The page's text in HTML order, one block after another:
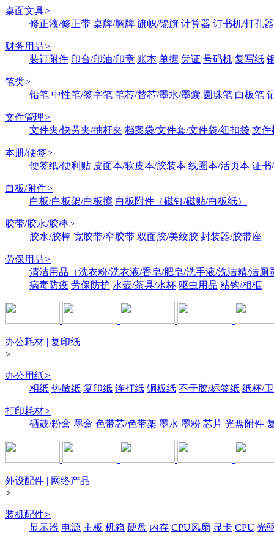
桌面文具>
修正液/修正带 桌牌/胸牌 旗帜/锦旗 计算器 订书机/打孔器
财务用品>
装订附件 印台/印油/印章 账本 单据 凭证 号码机 复写纸
笔类>
铅笔 中性笔/签字笔 笔芯/替芯/墨水/墨囊 圆珠笔 白板笔
文件管理>
文件夹/快劳夹/抽杆夹 档案袋/文件套/文件袋/纽扣袋 文件
本册/便签>
便签纸/便利贴 皮面本/软皮本/胶装本 线圈本/活页本 证书
白板/附件>
白板/白板架/白板擦 白板附件（磁钉/磁贴/白板纸）
胶带/胶水/胶棒>
胶水/胶棒 宽胶带/窄胶带 双面胶/美纹胶 封装器/胶带座
劳保用品>
清洁用品（洗衣粉/洗衣液/香皂/肥皂/洗手液/洗洁精/洁厕
病毒防疫 劳保防护 水壶/茶具/水杯 驱虫用品 粘钩/相框
办公耗材 | 复印纸
>
办公用纸>
相纸 热敏纸 复印纸 连打纸 铜板纸 不干胶/标签纸 纸杯/
打印耗材>
硒鼓/粉盒 墨盒 色带芯/色带架 墨水 墨粉 芯片 光盘附件
外设配件 | 网络产品
>
装机配件>
显示器 电源 主板 机箱 硬盘 内存 CPU风扇 显卡 CPU 光